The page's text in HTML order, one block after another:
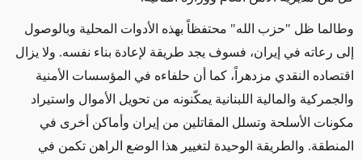
وطالما ظل "حزب الله" محتفظاً بهذه الأدوات المحلية وبالوصول
إلى رعاته في إيران، فسوف يجد طريقة لإعادة بناء نفسه. ولا يزال
اقتصاده النقدي مزدهراً، كما أن حلفاءه في المؤسسات الأمنية
والجمركية والمالية اللبنانية يمكّنونه من تحويل الأموال واستيراد
مكونات الأسلحة وتسلل المقاتلين من إيران وأماكن أخرى في
المنطقة. والطريقة الوحيدة لتغيير هذا الوضع الراهن تكمن في